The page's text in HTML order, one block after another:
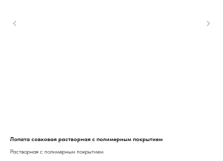
Лопата совковая растворная с полимерным покрытием
Растворная с полимерным покрытием